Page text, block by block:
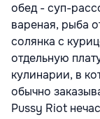
обед - суп-
вареная, рыба
солянка с
отдельную
кулинарии, в
обычно
Pussy Riot